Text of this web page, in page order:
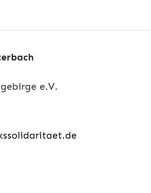
e.V.